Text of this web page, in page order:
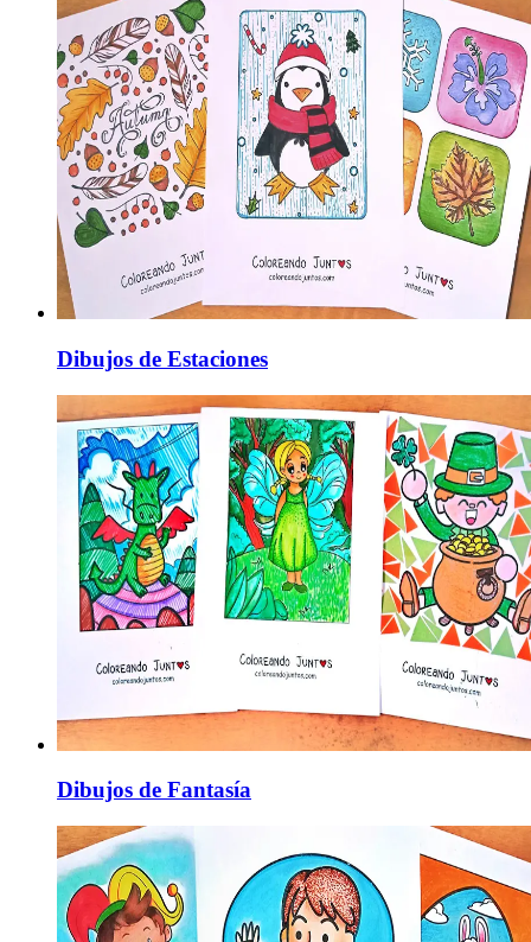
Dibujos de Estaciones
Dibujos de Fantasía